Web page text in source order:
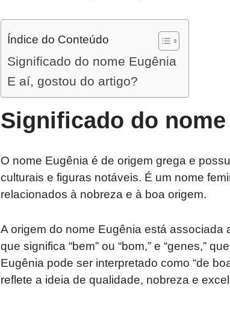
Índice do Conteúdo
Significado do nome Eugênia
E aí, gostou do artigo?
Significado do
O nome Eugênia é de origem grega e
culturais e figuras notáveis. É um nome
relacionados à nobreza e à boa origem.
A origem do nome Eugênia está associada
que significa “bem” ou “bom,” e “genes,”
Eugênia pode ser interpretado como “de
reflete a ideia de qualidade, nobreza e